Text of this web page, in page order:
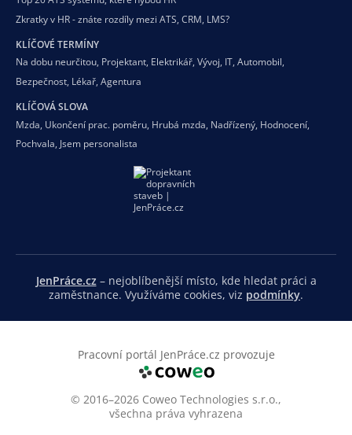
Zkratky v HR - znáte rozdíly mezi ATS, CRM, LMS?
KLÍČOVÉ TERMÍNY
Na dobu neurčitou, Projektant, Elektrikář, Vývoj, IT, Automobil,
Bezpečnost, Lékař, Agentura
KLÍČOVÁ SLOVA
Mzda, Ukončení prac. poměru, Hrubá mzda, Nadřízený, Hodnocení,
Pochvala, Jsem personalista
JenPráce.cz– nejoblíbenější místo, kde hledat práci a
zaměstnance. Využíváme cookies, viz podmínky.
Pracovní portál JenPráce.cz provozuje
© 2016–2026 Coweo Technologies s.r.o.,
všechna práva vyhrazena